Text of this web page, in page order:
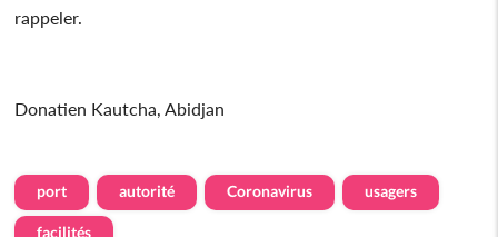
rappeler.
Donatien Kautcha, Abidjan
port autorité Coronavirus usagers
facilités